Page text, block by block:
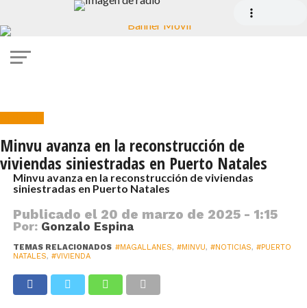
Vivienda
Minvu avanza en la reconstrucción de
viviendas siniestradas en Puerto Natales
Minvu avanza en la reconstrucción de viviendas
siniestradas en Puerto Natales
Publicado el 20 de marzo de 2025 - 1:15
Por: Gonzalo Espina
TEMAS RELACIONADOS #MAGALLANES, #MINVU, #NOTICIAS, #PUERTO
NATALES, #VIVIENDA